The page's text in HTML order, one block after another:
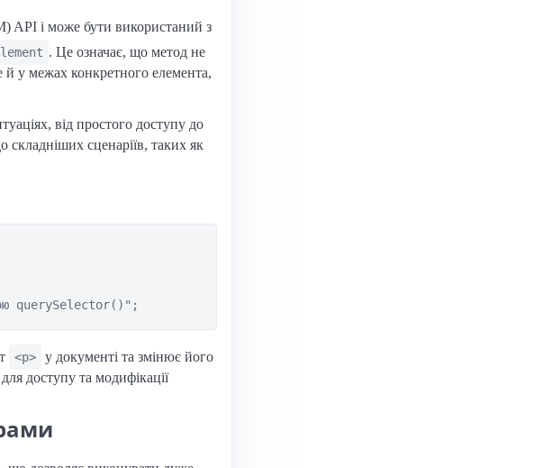
API і може бути використаний з
. Це означає, що метод не
у межах конкретного елемента,
від простого доступу до
складніших сценаріїв, таких як
<p>
у документі та змінює його
доступу та модифікації